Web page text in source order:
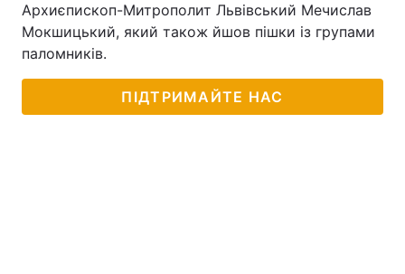
Архиєпископ-Митрополит Львівський Мечислав
Мокшицький, який також йшов пішки із групами
паломників.
ПІДТРИМАЙТЕ НАС